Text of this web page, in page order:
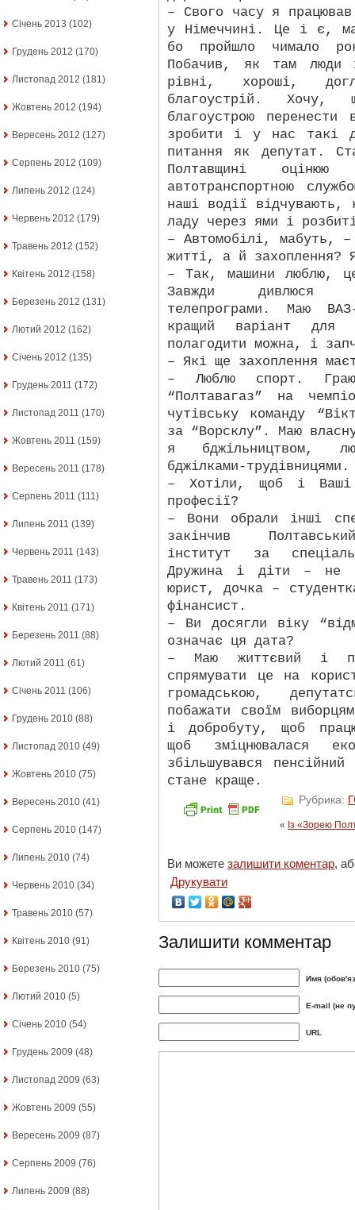
Січень 2013 (102)
Грудень 2012 (170)
Листопад 2012 (181)
Жовтень 2012 (194)
Вересень 2012 (127)
Серпень 2012 (109)
Липень 2012 (124)
Червень 2012 (179)
Травень 2012 (152)
Квітень 2012 (158)
Березень 2012 (131)
Лютий 2012 (162)
Січень 2012 (135)
Грудень 2011 (172)
Листопад 2011 (170)
Жовтень 2011 (159)
Вересень 2011 (178)
Серпень 2011 (111)
Липень 2011 (139)
Червень 2011 (143)
Травень 2011 (173)
Квітень 2011 (171)
Березень 2011 (88)
Лютий 2011 (61)
Січень 2011 (106)
Грудень 2010 (88)
Листопад 2010 (49)
Жовтень 2010 (75)
Вересень 2010 (41)
Серпень 2010 (147)
Липень 2010 (74)
Червень 2010 (34)
Травень 2010 (57)
Квітень 2010 (91)
Березень 2010 (75)
Лютий 2010 (5)
Січень 2010 (54)
Грудень 2009 (48)
Листопад 2009 (63)
Жовтень 2009 (55)
Вересень 2009 (87)
Серпень 2009 (76)
Липень 2009 (88)
– Свого часу я
у Німеччині. Це і є,
бо пройшло чимало
Побачив, як там люди
рівні, хороші,
благоустрій.
благоустрою
зробити і у нас такі
питання як депутат.
Полтавщині
автотранспортною
наші водії відчувають,
ладу через ями і
– Автомобілі, мабуть,
житті, а й захоплення?
– Так, машини люблю,
Завжди дивлюся
телепрограми. Маю
кращий варіант
полагодити можна, і
– Які ще захоплення
– Люблю спорт.
“Полтавагаз” на
чутівську команду
за “Ворсклу”. Маю
я бджільництвом,
бджілками-трудівницями.
– Хотіли, щоб і Ваші
професії?
– Вони обрали інші
закінчив
інститут за
Дружина і діти – не
юрист, дочка –
фінансист.
– Ви досягли віку
означає ця дата?
– Маю життєвий і
спрямувати це на
громадською,
побажати своїм
і добробуту, щоб
щоб зміцнювалася
збільшувався
стане краще.
Рубрика:
« Із «Зорею
Ви можете залишити коментар,
Друкувати
Залишити комментар
Имя
E-mail (не
URL